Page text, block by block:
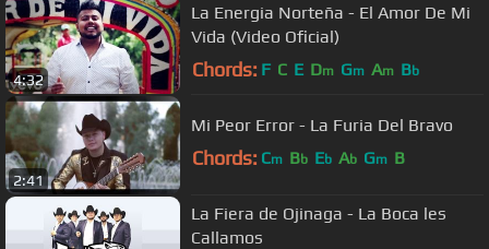
4:32
La Energia Norteña - El Amor De Mi
Vida (Video Oficial)
Chords: F C E Dm Gm Am Bb
2:41
Mi Peor Error - La Furia Del Bravo
Chords: Cm Bb Eb Ab Gm B
La Fiera de Ojinaga - La Boca les
Callamos